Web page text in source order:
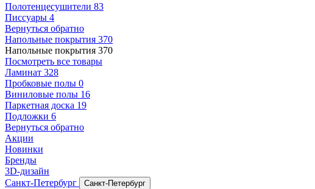
Полотенцесушители 83
Писсуары 4
Вернуться обратно
Напольные покрытия 370
Напольные покрытия 370
Посмотреть все товары
Ламинат 328
Пробковые полы 0
Виниловые полы 16
Паркетная доска 19
Подложки 6
Вернуться обратно
Акции
Новинки
Бренды
3D-дизайн
Санкт-Петербург
Санкт-Петербург